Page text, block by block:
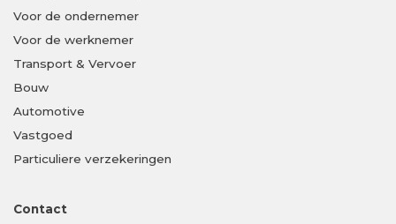
Voor de ondernemer
Voor de werknemer
Transport & Vervoer
Bouw
Automotive
Vastgoed
Particuliere verzekeringen
Contact